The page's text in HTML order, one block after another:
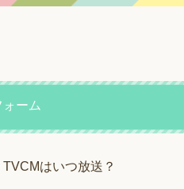
ーム
はいつ放送？